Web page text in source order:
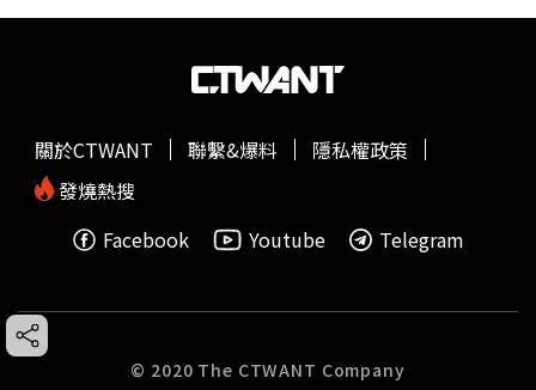
關於CTWANT 聯繫&爆料
隱私權政策
發燒熱搜
Facebook
Youtube Telegram
© 2020 The CTWANT Company